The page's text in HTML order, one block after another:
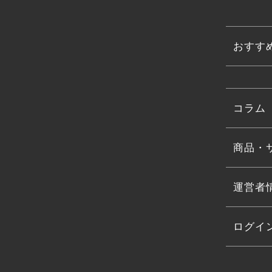
おすす
コラム
商品・
運営者
ログイ